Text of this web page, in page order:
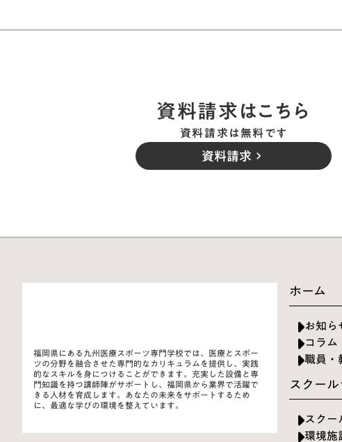
資料請求はこちら
資料請求は無料です
資料請求 keyboard_arrow_right
福岡県にある九州医療スポーツ専門学校では、医療とスポー
ツの分野を融合させた専門的なカリキュラムを提供し、実践
的なスキルを身につけることができます。充実した設備と専
門知識を持つ講師陣がサポートし、福岡県から業界で活躍で
きる人材を育成します。あなたの未来をサポートするため
に、最適な学びの環境を整えています。
ホーム
お知ら
コラム
職員
スクー
スク
環境